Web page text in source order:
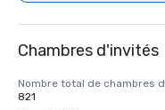
Chambres d'invités
Nombre total de chambres
821